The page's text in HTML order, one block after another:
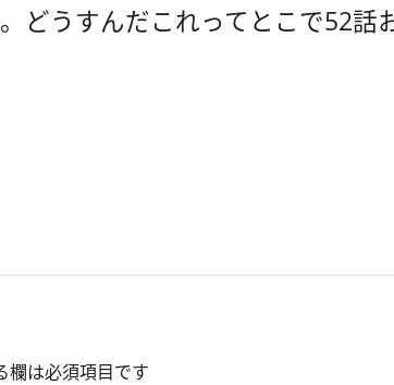
うすんだこれってとこで52話
欄は必須項目です